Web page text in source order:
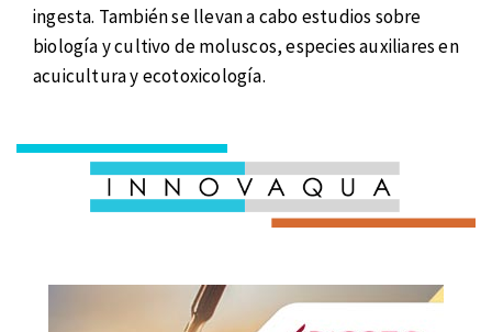
ingesta. También se llevan a cabo estudios sobre
biología y cultivo de moluscos, especies auxiliares en
acuicultura y ecotoxicología.